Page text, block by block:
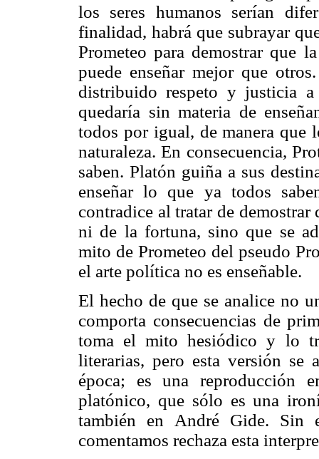
los seres humanos serían
finalidad, habrá que subrayar
Prometeo para demostrar que
puede enseñar mejor que
distribuido respeto y justicia
quedaría sin materia de
todos por igual, de manera que
naturaleza. En consecuencia,
saben. Platón guiña a sus
enseñar lo que ya todos
contradice al tratar de
ni de la fortuna, sino que se
mito de Prometeo del pseudo
el arte política no es enseñable.
El hecho de que se analice no
comporta consecuencias de
toma el mito hesiódico y lo
literarias, pero esta versión se
época; es una reproducción
platónico, que sólo es una
también en André Gide. Sin
comentamos rechaza esta